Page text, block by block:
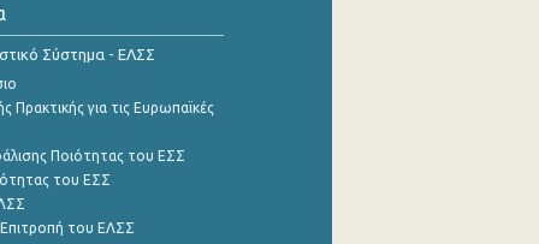
Σύστημα - ΕΛΣΣ
Πρακτικής για τις Ευρωπαϊκές
Ποιότητας του ΕΣΣ
του ΕΣΣ
Επιτροπή του ΕΛΣΣ